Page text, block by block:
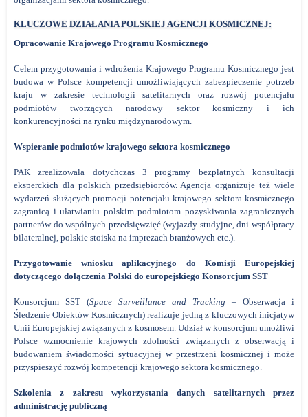
KLUCZOWE DZIAŁANIA POLSKIEJ AGENCJI KOSMICZNEJ:
Opracowanie Krajowego Programu Kosmicznego
Celem przygotowania i wdrożenia Krajowego Programu Kosmicznego jest
budowa w Polsce kompetencji umożliwiających zabezpieczenie potrzeb
kraju w zakresie technologii satelitarnych oraz rozwój potencjału
podmiotów tworzących narodowy sektor kosmiczny i ich
konkurencyjności na rynku międzynarodowym.
Wspieranie podmiotów krajowego sektora kosmicznego
PAK zrealizowała dotychczas 3 programy bezpłatnych konsultacji
eksperckich dla polskich przedsiębiorców. Agencja organizuje też wiele
wydarzeń służących promocji potencjału krajowego sektora kosmicznego
zagranicą i ułatwianiu polskim podmiotom pozyskiwania zagranicznych
partnerów do wspólnych przedsięwzięć (wyjazdy studyjne, dni współpracy
bilateralnej, polskie stoiska na imprezach branżowych etc.).
Przygotowanie wniosku aplikacyjnego do Komisji Europejskiej
dotyczącego dołączenia Polski do europejskiego Konsorcjum SST
Konsorcjum SST (Space Surveillance and Tracking – Obserwacja i
Śledzenie Obiektów Kosmicznych) realizuje jedną z kluczowych inicjatyw
Unii Europejskiej związanych z kosmosem. Udział w konsorcjum umożliwi
Polsce wzmocnienie krajowych zdolności związanych z obserwacją i
budowaniem świadomości sytuacyjnej w przestrzeni kosmicznej i może
przyspieszyć rozwój kompetencji krajowego sektora kosmicznego.
Szkolenia z zakresu wykorzystania danych satelitarnych przez
administrację publiczną